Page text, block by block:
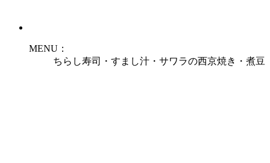
MENU：
ちらし寿司・すまし汁・サワラの西京焼き・煮豆